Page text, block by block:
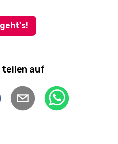
geht's!
teilen auf